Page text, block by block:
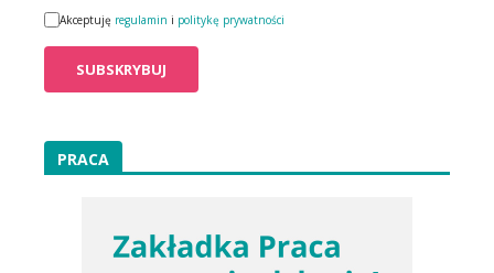
Akceptuję regulamin i politykę prywatności
PRACA